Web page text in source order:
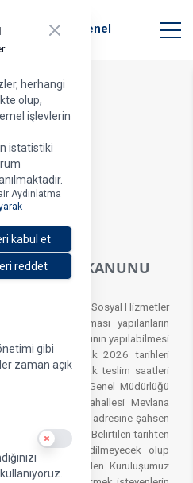
Close panel
herhangi
olup,
işlevlerin
istatistiki
Aydınlatma
kabul et
reddet
gibi
zaman açık
Use setting
İşletmesi Genel
> 06.01.2026
HİZMETLER KANUNU
2828 Sayılı Sosyal Hizmetler
emrine ataması yapılanların
ilgililerin atamalarının yapılabilmesi
06 – 23 Ocak 2026 tarihleri
için evrak teslim saatleri
arası) DHMİ Genel Müdürlüğü
Emniyet Mahallesi Mevlana
ANKARA adresine şahsen
gerekmektedir. Belirtilen tarihten
kabul edilmeyecek olup
gecikmelerden Kuruluşumuz